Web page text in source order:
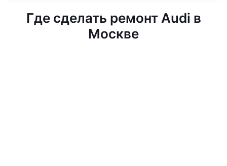
Где сделать ремонт Audi в
Москве